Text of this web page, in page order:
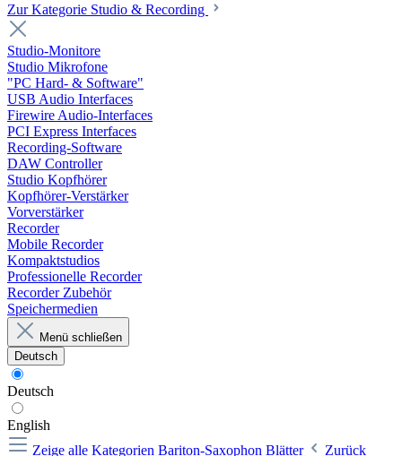
Zur Kategorie Studio & Recording
Studio-Monitore
Studio Mikrofone
"PC Hard- & Software"
USB Audio Interfaces
Firewire Audio-Interfaces
PCI Express Interfaces
Recording-Software
DAW Controller
Studio Kopfhörer
Kopfhörer-Verstärker
Vorverstärker
Recorder
Mobile Recorder
Kompaktstudios
Professionelle Recorder
Recorder Zubehör
Speichermedien
Menü schließen
Deutsch
Deutsch
English
Zeige alle Kategorien Bariton-Saxophon Blätter
Zurück